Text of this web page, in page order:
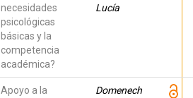
necesidades
psicológicas
básicas y la
competencia
académica?
Lucía
Apoyo a la
Domenech